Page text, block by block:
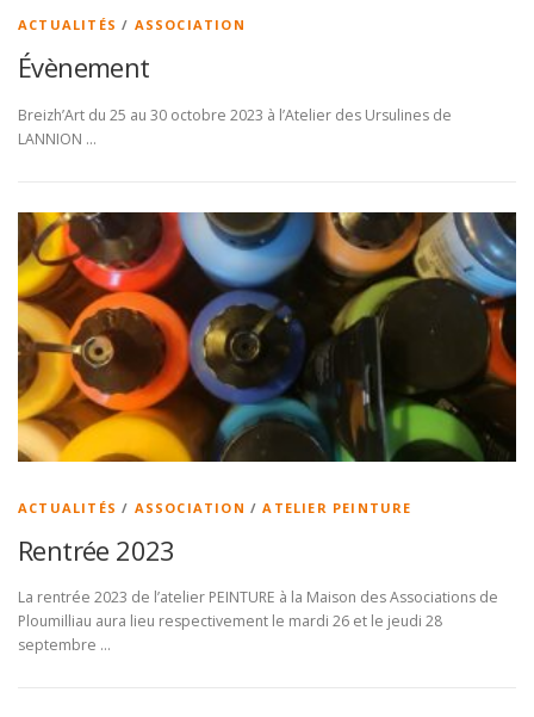
ACTUALITÉS / ASSOCIATION
Évènement
Breizh’Art du 25 au 30 octobre 2023 à l’Atelier des Ursulines de
LANNION …
ACTUALITÉS / ASSOCIATION /ATELIER PEINTURE
Rentrée 2023
La rentrée 2023 de l’atelier PEINTURE à la Maison des Associations de
Ploumilliau aura lieu respectivement le mardi 26 et le jeudi 28
septembre …